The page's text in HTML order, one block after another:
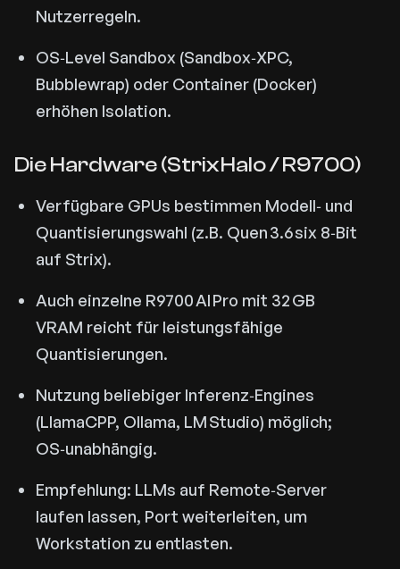
Nutzerregeln.
OS‑Level Sandbox (Sandbox‑XPC,
Bubblewrap) oder Container (Docker)
erhöhen Isolation.
Die Hardware (Strix Halo / R9700)
Verfügbare GPUs bestimmen Modell‑ und
Quantisierungswahl (z.B. Quen 3.6 six 8‑Bit
auf Strix).
Auch einzelne R9700 AI Pro mit 32 GB
VRAM reicht für leistungsfähige
Quantisierungen.
Nutzung beliebiger Inferenz‑Engines
(LlamaCPP, Ollama, LM Studio) möglich;
OS‑unabhängig.
Empfehlung: LLMs auf Remote‑Server
laufen lassen, Port weiterleiten, um
Workstation zu entlasten.